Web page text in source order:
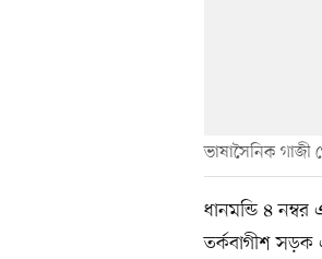
ভাষাসৈনিক গাজী
ধানমন্ডি ৪
তর্কবাগীশ সড়ক